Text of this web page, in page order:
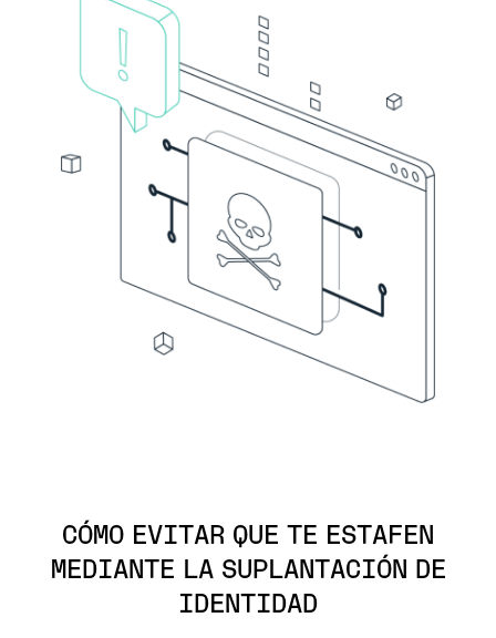
CÓMO EVITAR QUE TE ESTAFEN
MEDIANTE LA SUPLANTACIÓN DE
IDENTIDAD